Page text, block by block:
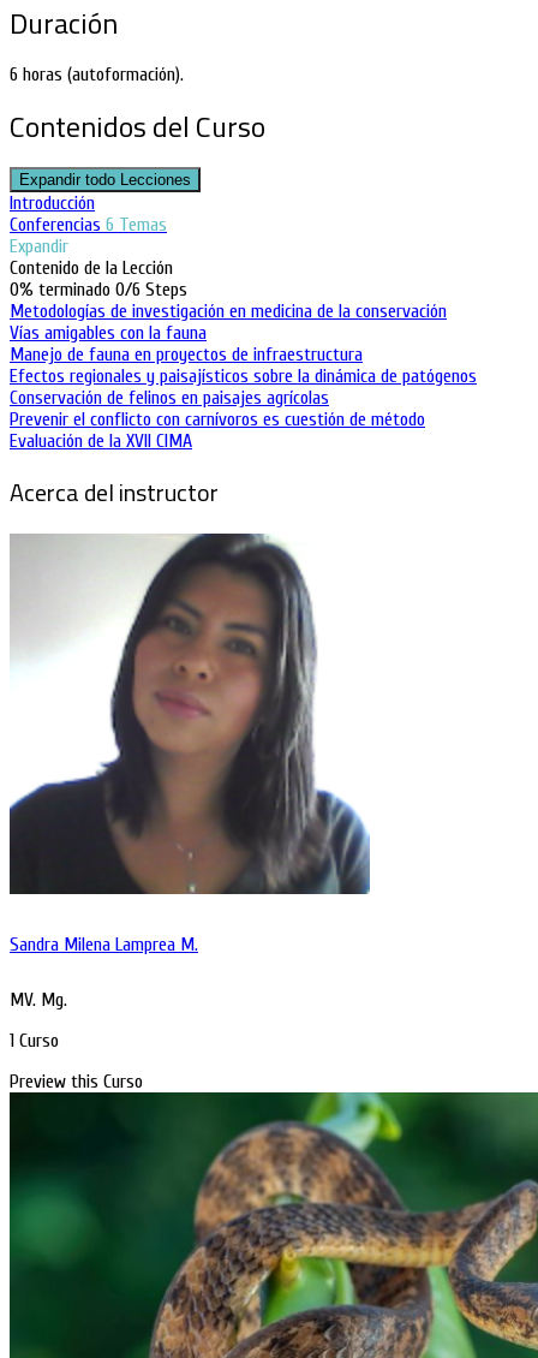
Duración
6 horas (autoformación).
Contenidos del Curso
Expandir todo Lecciones
Introducción
Conferencias 6 Temas
Expandir
Contenido de la Lección
0% terminado 0/6 Steps
Metodologías de investigación en medicina de la conservación
Vías amigables con la fauna
Manejo de fauna en proyectos de infraestructura
Efectos regionales y paisajísticos sobre la dinámica de patógenos
Conservación de felinos en paisajes agrícolas
Prevenir el conflicto con carnívoros es cuestión de método
Evaluación de la XVII CIMA
Acerca del instructor
Sandra Milena Lamprea M.
MV. Mg.
1 Curso
Preview this Curso